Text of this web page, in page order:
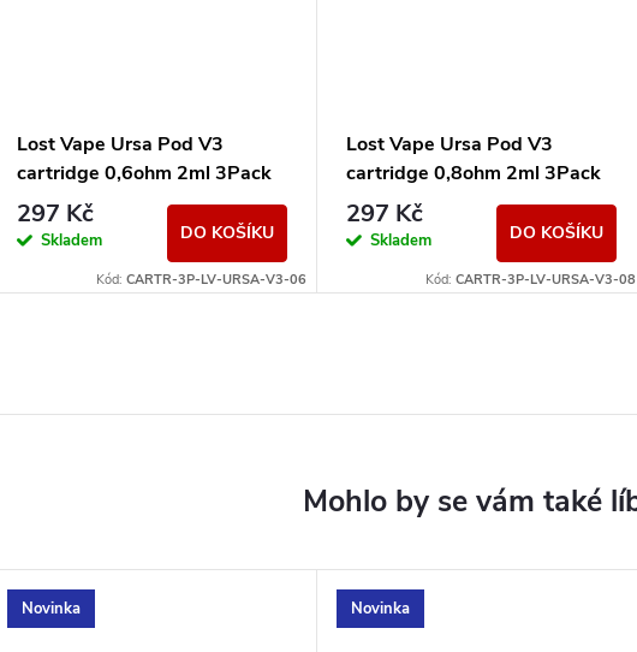
Lost Vape Ursa Pod V3
cartridge 0,6ohm 2ml 3Pack
297 Kč
Skladem DO KOŠÍKU
Kód: CARTR-3P-LV-URSA-V3-06
Lost Vape Ursa Pod V3
cartridge 0,8ohm 2ml 3Pack
297 Kč
Skladem DO KOŠÍKU
Kód: CARTR-3P-LV-URSA-V3-08
Novinka Novinka